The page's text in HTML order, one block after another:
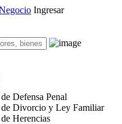
Ingresar
Defensa Penal
de Divorcio y Ley Familiar
Herencias